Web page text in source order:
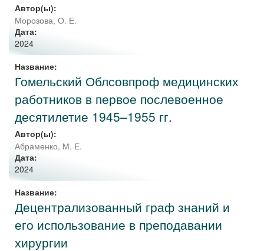
Автор(ы):
Морозова, О. Е.
Дата:
2024
Название:
Гомельский Облсовпроф медицинских
работников в первое послевоенное
десятилетие 1945–1955 гг.
Автор(ы):
Абраменко, М. Е.
Дата:
2024
Название:
Децентрализованный граф знаний и
его использование в преподавании
хирургии